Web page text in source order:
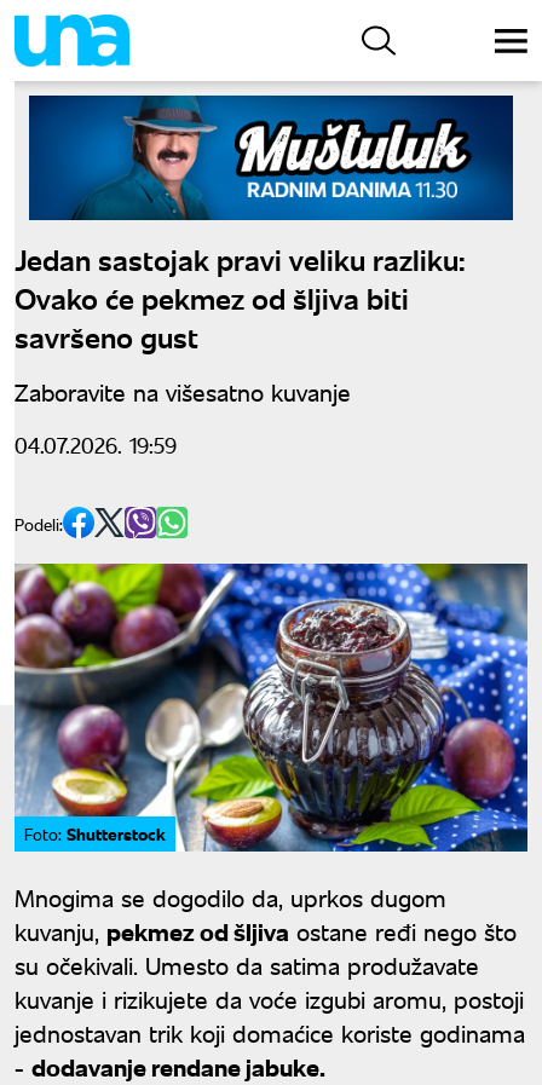
Jedan sastojak pravi veliku razliku:
Ovako će pekmez od šljiva biti
savršeno gust
Zaboravite na višesatno kuvanje
04.07.2026. 19:59
Podeli:
Foto: Shutterstock
Mnogima se dogodilo da, uprkos dugom
kuvanju, pekmez od šljiva ostane ređi nego što
su očekivali. Umesto da satima produžavate
kuvanje i rizikujete da voće izgubi aromu, postoji
jednostavan trik koji domaćice koriste godinama
- dodavanje rendane jabuke.